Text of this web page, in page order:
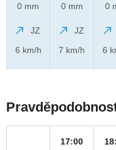
0 mm
JZ
6 km/h
0 mm
JZ
7 km/h
0
6
17:00